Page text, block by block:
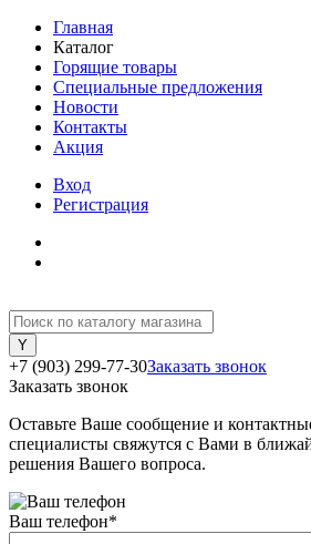
Главная
Каталог
Горящие товары
Специальные предложения
Новости
Контакты
Акция
Вход
Регистрация
+7 (903) 299-77-30Заказать звонок
Заказать звонок
Оставьте Ваше сообщение и
специалисты свяжутся с Вами в
решения Вашего вопроса.
Ваш телефон*